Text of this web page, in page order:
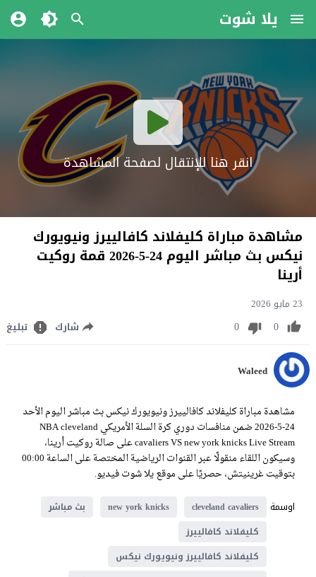
يلا شوت
انقر هنا للإنتقال لصفحة المشاهدة
مشاهدة مباراة كليفلاند كافالييرز ونيويورك
نيكس بث مباشر اليوم 24-5-2026 قمة روكيت
أرينا
23 مايو 2026
0
0 شارك تبليغ
Waleed
مشاهدة مباراة كليفلاند كافالييرز ونيويورك نيكس بث مباشر اليوم الأحد
24-5-2026 ضمن منافسات دوري كرة السلة الأمريكي NBA cleveland
cavaliers VS new york knicks Live Stream على صالة روكيت أرينا،
وسيكون اللقاء منقولًا عبر القنوات الرياضية المختصة على الساعة 00:00
بتوقيت غرينيتش، حصريًا على موقع يلا شوت فيديو.
اوسمة
cleveland cavaliers
new york knicks
بث مباشر
كليفلاند كافالييرز
كليفلاند كافالييرز ونيويورك نيكس